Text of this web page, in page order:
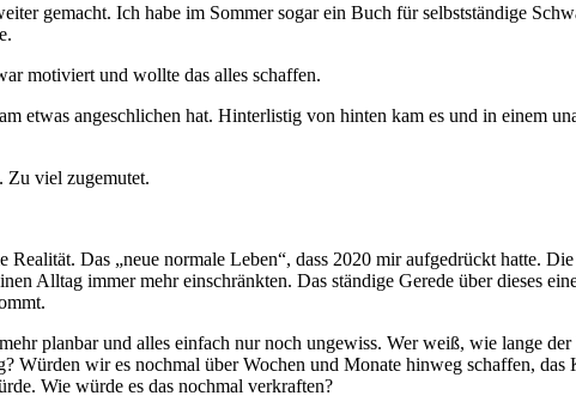
gemacht. Ich habe im Sommer sogar ein Buch für selbstständige
motiviert und wollte das alles schaffen.
etwas angeschlichen hat. Hinterlistig von hinten kam es und in einem
Zu viel zugemutet.
Realität. Das „neue normale Leben“, dass 2020 mir aufgedrückt hatte.
Alltag immer mehr einschränkten. Das ständige Gerede über dieses
planbar und alles einfach nur noch ungewiss. Wer weiß, wie lange
Würden wir es nochmal über Wochen und Monate hinweg schaffen,
Wie würde es das nochmal verkraften?